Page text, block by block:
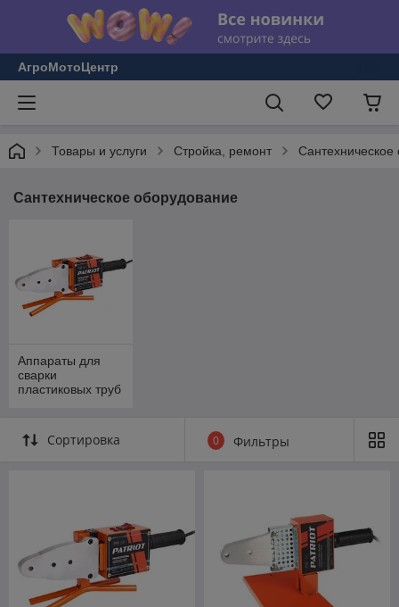
АгроМотоЦентр
Товары и услуги Стройка, ремонт Сантехническое
Сантехническое оборудование
Аппараты для
сварки
пластиковых труб
Сортировка 0 Фильтры